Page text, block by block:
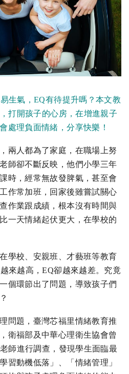
生氣，EQ有待提升嗎？本文教
打開孩子的心房，在增進親子
處理負面情緒，分享快樂！
兩人都為了家庭，在職場上努
師卻不斷反映，他們小學三年
時，經常無故發脾氣，甚至會
作常加班，回家後雖嘗試關心
作業跟成績，根本沒有時間與
一天情緒起伏更大，在學校的
學校、安親班、才藝班等教育
來越高，EQ卻越來越差。究竟
個環節出了問題，導致孩子們
問題，臺灣芯福里情緒教育推
衛福部及中華心理衛生協會曾
師進行調查，發現學生面臨最
習動機低落」、「情緒管理」